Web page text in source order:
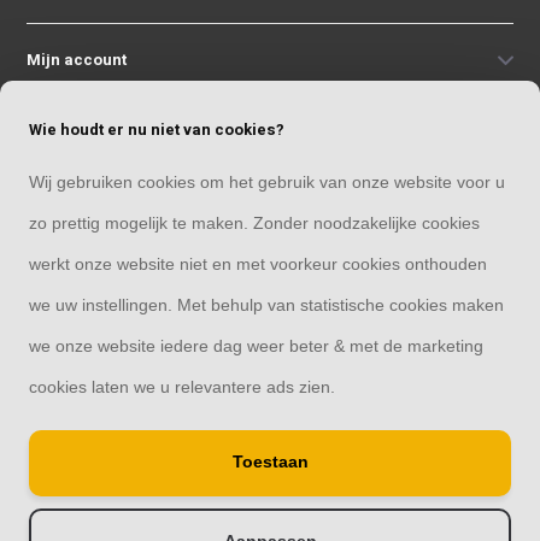
Mijn account
Categorieën
Schutting33 | Thuis in schuttingen
Wie houdt er nu niet van cookies?
Wij gebruiken cookies om het gebruik van onze website voor u
zo prettig mogelijk te maken. Zonder noodzakelijke cookies
werkt onze website niet en met voorkeur cookies onthouden
we uw instellingen. Met behulp van statistische cookies maken
we onze website iedere dag weer beter & met de marketing
cookies laten we u relevantere ads zien.
Toestaan